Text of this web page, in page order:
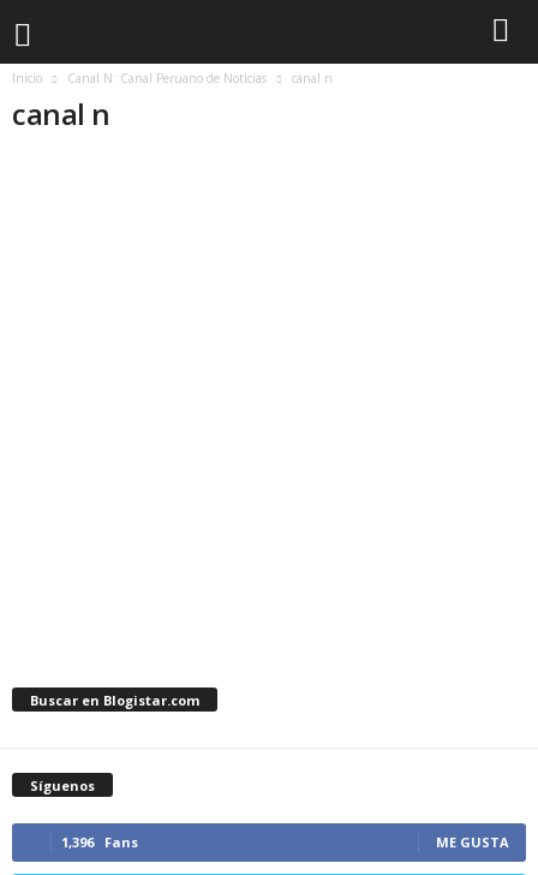
Inicio Canal N: Canal Peruano de Noticias canal n
canal n
Buscar en Blogistar.com
Síguenos
1,396 Fans ME GUSTA